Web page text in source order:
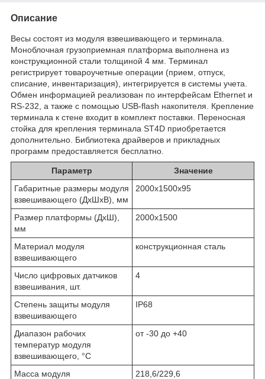
Описание
Весы состоят из модуля взвешивающего и терминала.
Моноблочная грузоприемная платформа выполнена из
конструкционной стали толщиной 4 мм. Терминал
регистрирует товароучетные операции (прием, отпуск,
списание, инвентаризация), интегрируется в системы учета.
Обмен информацией реализован по интерфейсам Ethernet и
RS-232, а также с помощью USB-flash накопителя. Крепление
терминала к стене входит в комплект поставки. Переносная
стойка для крепления терминала ST4D приобретается
дополнительно. Библиотека драйверов и прикладных
программ предоставляется бесплатно.
Параметр
Значение
Габаритные размеры модуля
взвешивающего (ДхШхВ), мм
2000х1500х95
Размер платформы (ДхШ),
мм
2000х1500
Материал модуля
взвешивающего
конструкционная сталь
Число цифровых датчиков
взвешивания, шт.
4
Степень защиты модуля
взвешивающего
IP68
Диапазон рабочих
температур модуля
взвешивающего, °С
от -30 до +40
Масса модуля
218,6/229,6